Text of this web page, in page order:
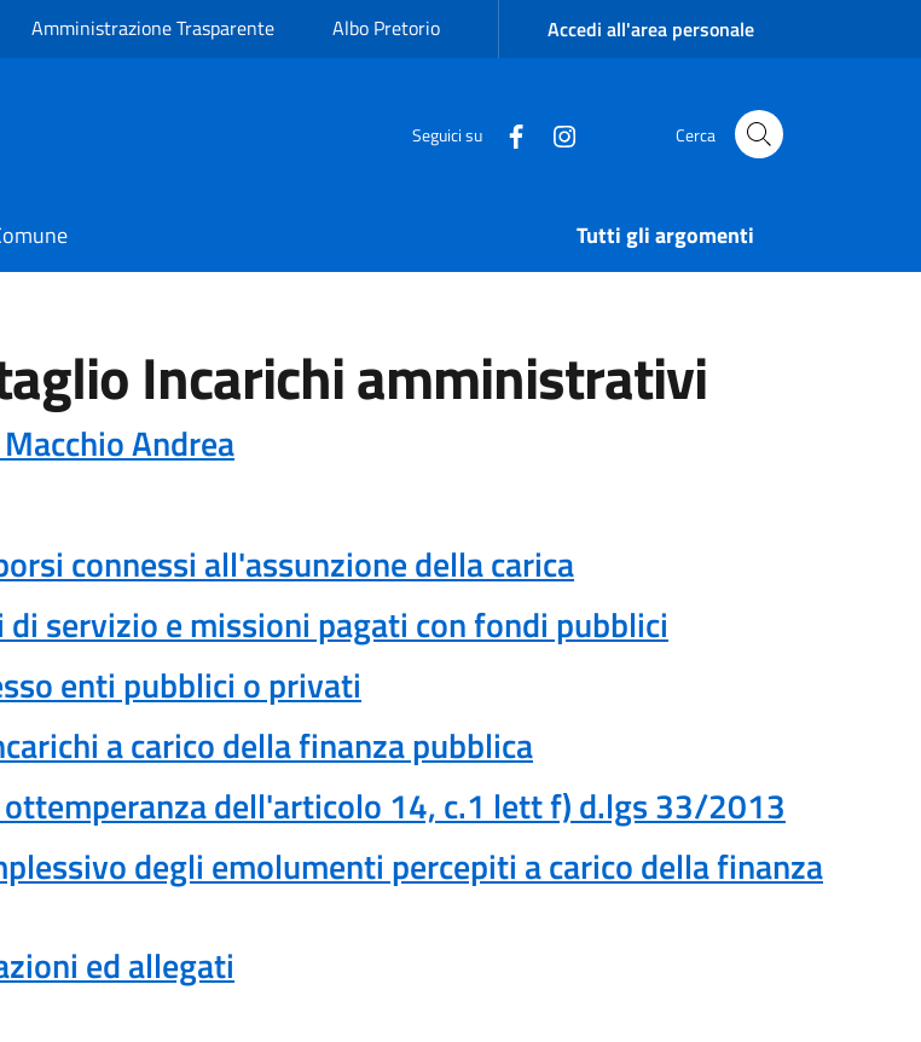
Amministrazione Trasparente Albo Pretorio Accedi all'area personale
Seguici su Cerca
Tutti gli argomenti
Incarichi amministrativi
Andrea
connessi all'assunzione della carica
servizio e missioni pagati con fondi pubblici
enti pubblici o privati
a carico della finanza pubblica
dell'articolo 14, c.1 lett f) d.lgs 33/2013
degli emolumenti percepiti a carico della finanza
ed allegati